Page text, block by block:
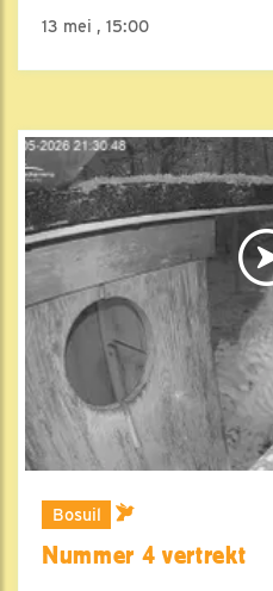
13 mei , 15:00
Bosuil
Nummer 4 vertrekt